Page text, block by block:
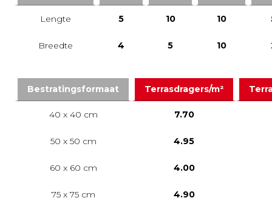
Lengte 5 10 10
Breedte 4 5 10
Bestratingsformaat Terrasdragers/m²
40 x 40 cm 7.70
50 x 50 cm 4.95
60 x 60 cm 4.00
75 x 75 cm 4.90